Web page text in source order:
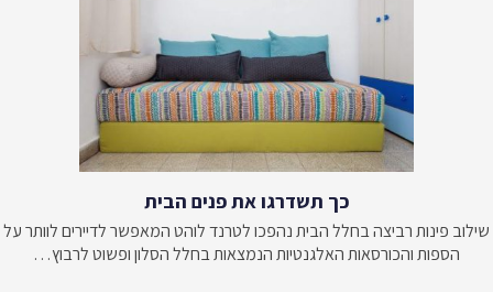
כך תשדרגו את פנים הבית
שילוב פינות רביצה בחלל הבית נהפכו לטרנד לוהט המאפשר לדיירים לוותר על
הספות והכורסאות האלגנטיות הנמצאות בחלל הסלון ופשוט לרבוץ…